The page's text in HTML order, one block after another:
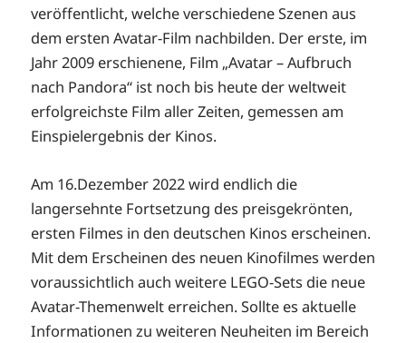
veröffentlicht, welche verschiedene Szenen aus
dem ersten Avatar-Film nachbilden. Der erste, im
Jahr 2009 erschienene, Film „Avatar – Aufbruch
nach Pandora“ ist noch bis heute der weltweit
erfolgreichste Film aller Zeiten, gemessen am
Einspielergebnis der Kinos.
Am 16.Dezember 2022 wird endlich die
langersehnte Fortsetzung des preisgekrönten,
ersten Filmes in den deutschen Kinos erscheinen.
Mit dem Erscheinen des neuen Kinofilmes werden
voraussichtlich auch weitere LEGO-Sets die neue
Avatar-Themenwelt erreichen. Sollte es aktuelle
Informationen zu weiteren Neuheiten im Bereich